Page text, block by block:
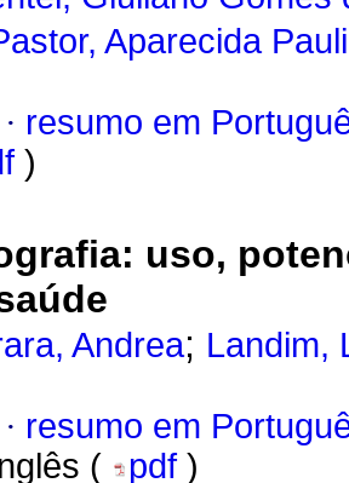
Aparecida
· resumo em
)
: uso,
Andrea; Landim,
· resumo em
( pdf )